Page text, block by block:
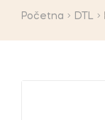
Početna DTL